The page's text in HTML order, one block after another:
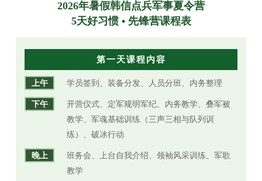
2026年暑假韩信点兵军事夏令营
5天好习惯 • 先锋营课程表
第一天课程内容
上午 学员签到、装备分发、人员分班、内务整理
下午
开营仪式、定军规明军纪、内务教学、叠军被
教学、军魂基础训练（三声三相与队列训
练）、破冰行动
晚上
班务会、上台自我介绍、领袖风采训练、军歌
教学